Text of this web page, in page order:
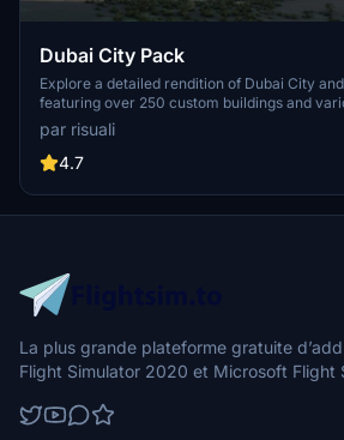
Dubai City Pack
Explore a detailed rendition of Dubai City
featuring over 250 custom buildings and
iconic hotels and tourist attractions. While
the daytime visuals, this pack offers
buildings, promising a refreshing experience
to address previous elevation issues,
flight into this dynamic cityscape.
par risuali
4.7
La plus grande plateforme gratuite
Flight Simulator 2020 et Microsoft Flight